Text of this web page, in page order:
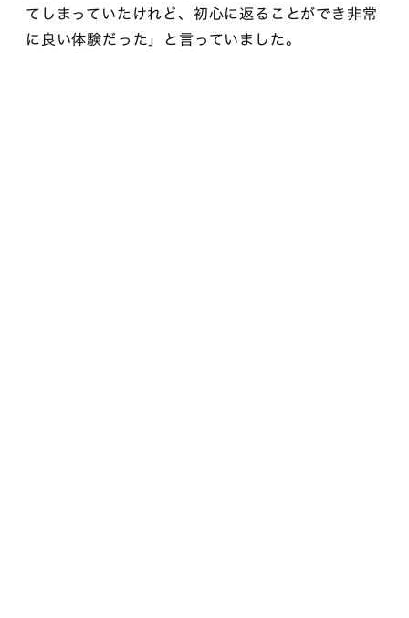
てしまっていたけれど、初心に返ることができ非常
に良い体験だった」と言っていました。